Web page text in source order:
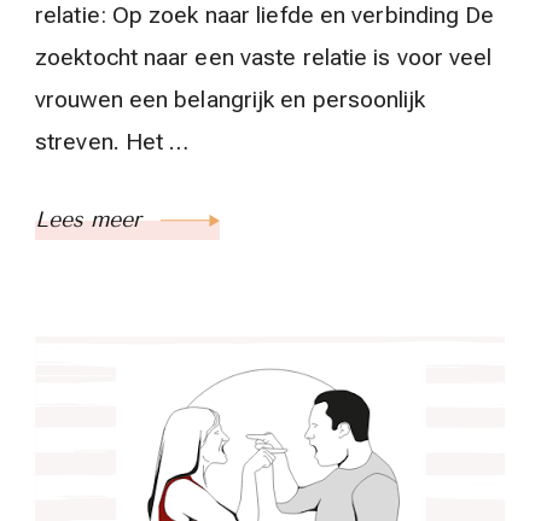
relatie: Op zoek naar liefde en verbinding De
zoektocht naar een vaste relatie is voor veel
vrouwen een belangrijk en persoonlijk
streven. Het …
Lees meer